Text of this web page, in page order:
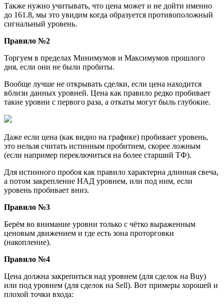
Также нужно учитывать, что цена может и не дойти именно
до 161.8, мы это увидим когда образуется противоположный
сигнальный уровень.
Правило №2
Торгуем в пределах Минимумов и Максимумов прошлого
дня, если они не были пробиты.
Вообще лучше не открывать сделки, если цена находится
вблизи данных уровней. Цена как правило редко пробивает
такие уровни с первого раза, а откаты могут быль глубокие.
Даже если цена (как видно на графике) пробивает уровень,
это нельзя считать истинным пробитием, скорее ложным
(если например переключиться на более старший ТФ).
Для истинного пробоя как правило характерна длинная свеча,
а потом закрепление НАД уровнем, или под ним, если
уровень пробивает вниз.
Правило №3
Берём во внимание уровни только с чётко выраженным
ценовым движением и где есть зона проторговки
(накопление).
Правило №4
Цена должна закрепиться над уровнем (для сделок на Buy)
или под уровнем (для сделок на Sell). Вот примеры хорошей и
плохой точки входа: